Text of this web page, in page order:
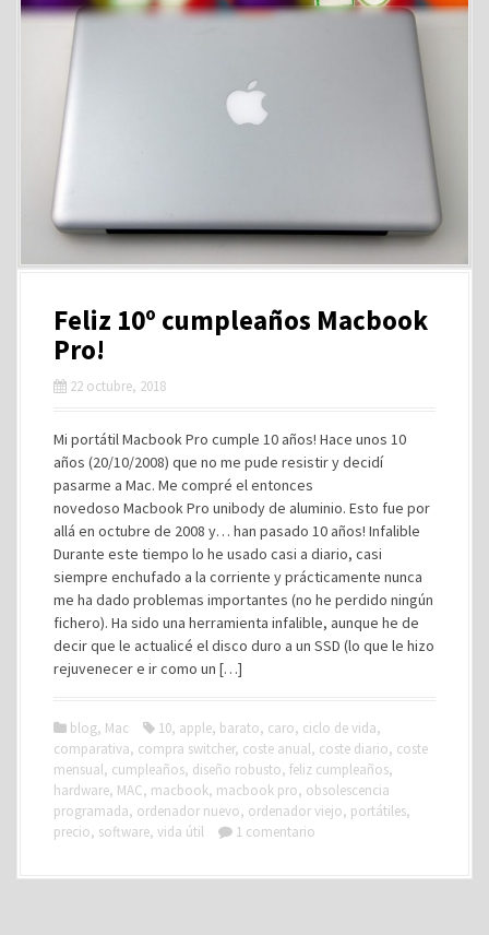
Feliz 10º cumpleaños Macbook
Pro!
22 octubre, 2018
Mi portátil Macbook Pro cumple 10 años! Hace unos 10
años (20/10/2008) que no me pude resistir y decidí
pasarme a Mac. Me compré el entonces
novedoso Macbook Pro unibody de aluminio. Esto fue por
allá en octubre de 2008 y… han pasado 10 años! Infalible
Durante este tiempo lo he usado casi a diario, casi
siempre enchufado a la corriente y prácticamente nunca
me ha dado problemas importantes (no he perdido ningún
fichero). Ha sido una herramienta infalible, aunque he de
decir que le actualicé el disco duro a un SSD (lo que le hizo
rejuvenecer e ir como un […]
blog, Mac 10, apple, barato, caro, ciclo de vida,
comparativa, compra switcher, coste anual, coste diario, coste
mensual, cumpleaños, diseño robusto, feliz cumpleaños,
hardware, MAC, macbook, macbook pro, obsolescencia
programada, ordenador nuevo, ordenador viejo, portátiles,
precio, software, vida útil 1 comentario